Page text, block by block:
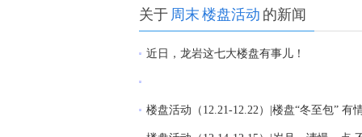
关于 周末 楼盘活动 的新闻
近日，龙岩这七大楼盘有事儿！
楼盘活动（12.21-12.22）|楼盘“冬至包” 有